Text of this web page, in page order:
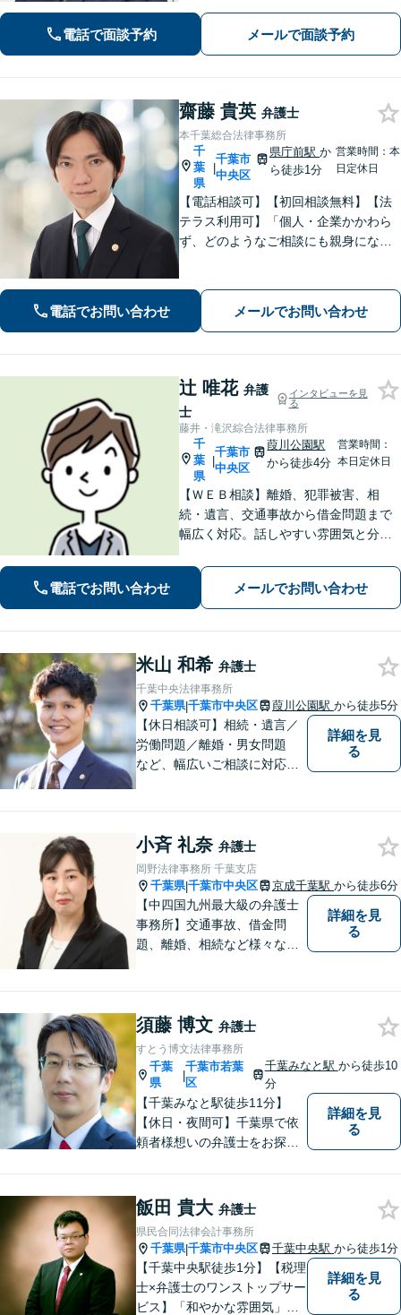
【債権回収】売掛金の回収はお任せ
【葭川公園駅5分／千葉中央駅10分】
電話で面談予約 メールで面談予約
齋藤 貴英 弁護士
本千葉総合法律事務所
千
葉
県
|
千葉市
中央区
県庁前駅か
ら徒歩1分
営業時間：本
日定休日
【電話相談可】【初回相談無料】【法
テラス利用可】「個人・企業かかわら
ず、どのようなご相談にも親身になっ
幅広くサポート。【夜間・休日面談
可】【完全個室】【本千葉駅徒歩３
電話でお問い合わせ メールでお問い合わせ
辻 唯花 弁護
士
インタビューを見
る
藤井・滝沢綜合法律事務所
千
葉
県
|
千葉市
中央区
葭川公園駅
から徒歩4分
営業時間：
本日定休日
【ＷＥＢ相談】離婚、犯罪被害、相
続・遺言、交通事故から借金問題まで
幅広く対応。話しやすい雰囲気と分か
者支援案件の豊富な経験で培った知見
でお話を十分にお聞きし、心に寄り添
い伴走します。まずは一度ご相談くだ
さい。
電話でお問い合わせ メールでお問い合わせ
米山 和希 弁護士
千葉中央法律事務所
千葉県|千葉市中央区 葭川公園駅 から徒歩5分
【休日相談可】相続・遺言／
労働問題／離婚・男女問題
など、幅広いご相談に対応。
な内容の紛争も、事務所一丸
となり解決までサポート【葭
川公園駅5分】
詳細を見
る
小斉 礼奈 弁護士
岡野法律事務所 千葉支店
千葉県|千葉市中央区 京成千葉駅 から徒歩6分
【中四国九州最大級の弁護士
事務所】交通事故、借金問
題、離婚、相続など様々な問
い！
詳細を見
る
須藤 博文 弁護士
すとう博文法律事務所
千葉
県
|
千葉市若葉
区
千葉みなと駅 から徒歩10
分
【千葉みなと駅徒歩11分】
【休日・夜間可】千葉県で依
頼者様想いの弁護士をお探し
し、幸福な生活を実現するた
めに努力を惜しみません。債
務整理／刑事／企業法務／交
通事故など、あらゆる問題に
対応可能◎
詳細を見
る
飯田 貴大 弁護士
県民合同法律会計事務所
千葉県|千葉市中央区 千葉中央駅 から徒歩1分
【千葉中央駅徒歩1分】【税理
士×弁護士のワンストップサー
ビス】「和やかな雰囲気」と
詳細を見
る